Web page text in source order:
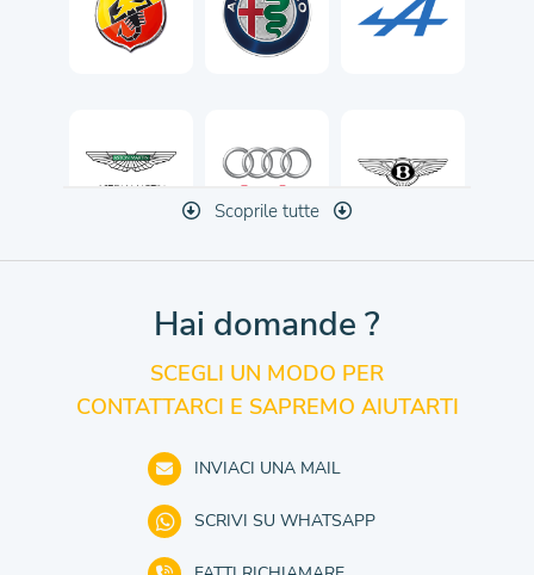
Scoprile tutte
Hai domande ?
SCEGLI UN MODO PER
CONTATTARCI E SAPREMO AIUTARTI
INVIACI UNA MAIL
SCRIVI SU WHATSAPP